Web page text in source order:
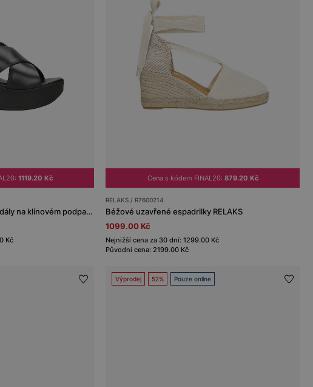
1119.20 Kč
Černé dámské kožené sandály na klínovém podpatku
Kč
Cena s kódem FINAL20: 879.20 Kč
RELAKS / R7600214
Béžové uzavřené espadrilky RELAKS
1099.00 Kč
Nejnižší cena za 30 dní: 1299.00 Kč
Původní cena: 2199.00 Kč
Výprodej 52% Pouze online